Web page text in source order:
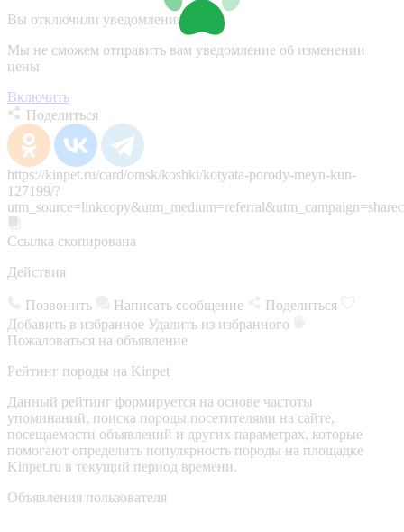
Вы отключили уведомления
Мы не сможем отправить вам уведомление об изменении
цены
Включить
Поделиться
https://kinpet.ru/card/omsk/koshki/kotyata-porody-meyn-kun-
127199/?
Ссылка скопирована
Действия
Позвонить Написать сообщение
Поделиться
Добавить в избранное Удалить из избранного
Пожаловаться на объявление
Рейтинг породы на Kinpet
Данный рейтинг формируется на основе частоты
упоминаний, поиска породы посетителями на сайте,
посещаемости объявлений и других параметрах, которые
помогают определить популярность породы на площадке
Kinpet.ru в текущий период времени.
Объявления пользователя